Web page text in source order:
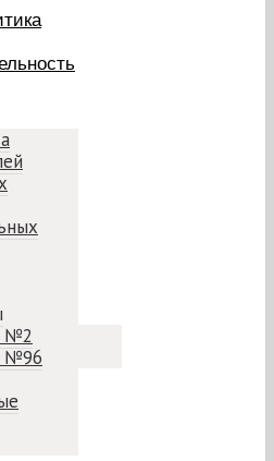
№2
№96